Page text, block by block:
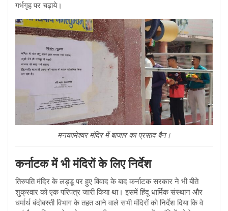
गर्भगृह पर चढ़ाये।
मनकामेश्वर मंदिर में बाजार का प्रसाद बैन।
कर्नाटक में भी मंदिरों के लिए निर्देश
तिरुपति मंदिर के लड्डू पर हुए विवाद के बाद कर्नाटक सरकार ने भी बीते
शुक्रवार को एक परिपत्र जारी किया था। इसमें हिंदू धार्मिक संस्थान और
धर्मार्थ बंदोबस्ती विभाग के तहत आने वाले सभी मंदिरों को निर्देश दिया कि वे